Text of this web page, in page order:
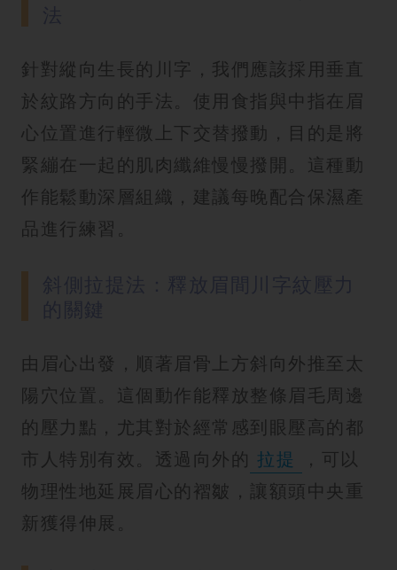
針對縱向生長的川字，我們應該採用垂直
於紋路方向的手法。使用食指與中指在眉
心位置進行輕微上下交替撥動，目的是將
緊繃在一起的肌肉纖維慢慢撥開。這種動
作能鬆動深層組織，建議每晚配合保濕產
品進行練習。
由眉心出發，順著眉骨上方斜向外推至太
陽穴位置。這個動作能釋放整條眉毛周邊
的壓力點，尤其對於經常感到眼壓高的都
市人特別有效。透過向外的 拉提
，可以
物理性地延展眉心的褶皺，讓額頭中央重
新獲得伸展。